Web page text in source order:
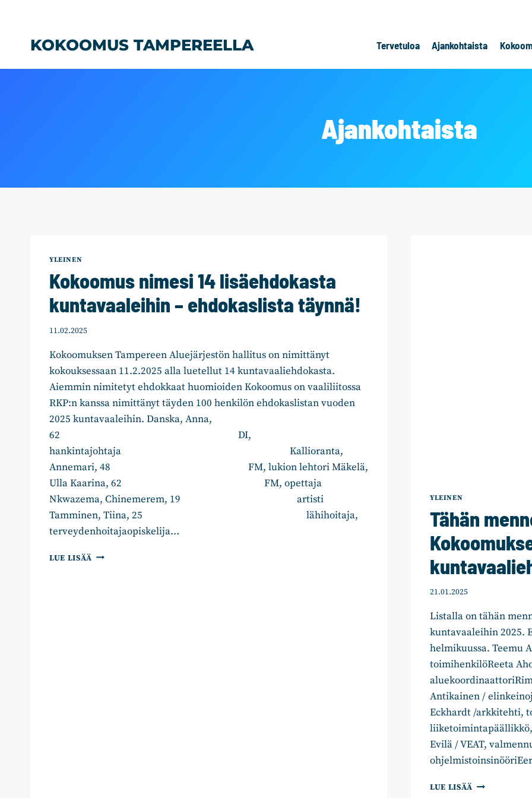
KOKOOMUS TAMPEREELLA Tervetuloa Ajankohtaista
Ajankohtaista
YLEINEN
Kokoomus nimesi 14 lisäehdokasta
kuntavaaleihin – ehdokaslista täynnä!
11.02.2025
Kokoomuksen Tampereen Aluejärjestön hallitus on nimittänyt
kokouksessaan 11.2.2025 alla luetellut 14 kuntavaaliehdokasta.
Aiemmin nimitetyt ehdokkaat huomioiden Kokoomus on vaaliliitossa
RKP:n kanssa nimittänyt täyden 100 henkilön ehdokaslistan vuoden
2025 kuntavaaleihin. Danska, Anna,
62 DI,
hankintajohtaja Kallioranta,
Annemari, 48 FM, lukion lehtori Mäkelä,
Ulla Kaarina, 62 FM, opettaja
Nkwazema, Chinemerem, 19 artisti
Tamminen, Tiina, 25 lähihoitaja,
terveydenhoitajaopiskelija…
LUE LISÄÄ KOKOOMUS
YLEINEN
Tähän
21.01.2025
Listalla on tähän
kuntavaaleihin 2025.
helmikuussa. Teemu
toimihenkilöReeta
Antikainen /
Eckhardt /arkkitehti,
liiketoimintapäällikkö,
Evilä / VEAT,
LUE LISÄÄ TÄHÄN